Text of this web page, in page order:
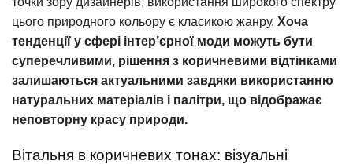
цього природного кольору є класикою жанру. Хоча
тенденції у сфері інтер’єрної моди можуть бути
суперечливими, рішення з коричневими відтінками
залишаються актуальними завдяки використанню
натуральних матеріалів і палітри, що відображає
неповторну красу природи.
Вітальня в коричневих тонах: візуальні